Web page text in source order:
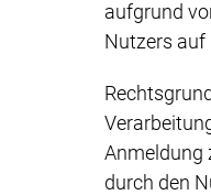
aufgrund
Nutzers auf
Anmeldung
durch den